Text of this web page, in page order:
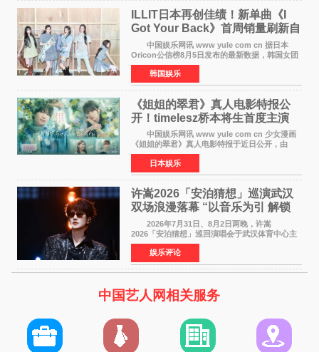
ILLIT日本再创佳绩！新单曲《I
Got Your Back》首周销量刷新自
身纪录
中国娱乐网讯 www yule com cn 据日本
Oricon公信榜8月5日发布的最新数据，韩国女团
ILLIT在日本发行的第二张单曲《I Got Your
Back》首周销量达到71,009张，成功跻身最新一
期周单曲排行
韩国娱乐
《姐姐的翠君》真人电影特报公
开！timelesz桥本将生首度主演
12月4日上映
中国娱乐网讯 www yule com cn 少女漫画
《姐姐的翠君》真人电影特报于近日公开，由
timelesz成员桥本将生担任主演，这也是他首次
担任电影主演，引发高度关注。 女高中生咲
苗翠（中岛瑠菜
日本娱乐
许嵩2026「安泊猜想」巡演武汉
双场浪漫落幕 “以音乐为引 解锁
江城记忆”
2026年7月31日、8月2日两晚，许嵩
2026「安泊猜想」巡回演唱会于武汉体育中心主
体育场盛大开唱。许嵩与数万歌迷在此相聚，从
浪漫惬意的舞台设计到充满诚意与惊喜的现场互
动，共同开启了一场关于
娱乐评论
中国艺人网相关服务